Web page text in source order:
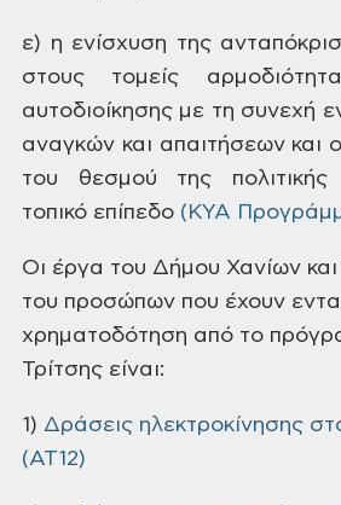
ε) η ενίσχυση της
στους τομείς
αυτοδιοίκησης με τη συνεχή
αναγκών και απαιτήσεων και
του θεσμού της
τοπικό επίπεδο (ΚΥΑ
Οι έργα του Δήμου Χανίων
του προσώπων που έχουν
χρηματοδότηση από το
Τρίτσης είναι:
1) Δράσεις ηλεκτροκίνησης
(ΑΤ12)